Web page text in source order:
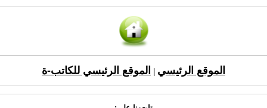
الموقع الرئيسي الموقع الرئيسي للكاتب-ة